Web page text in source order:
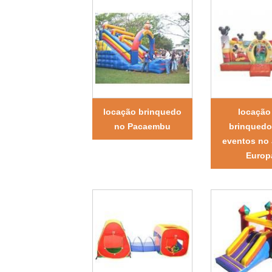
locação brinquedo
no Pacaembu
eventos no